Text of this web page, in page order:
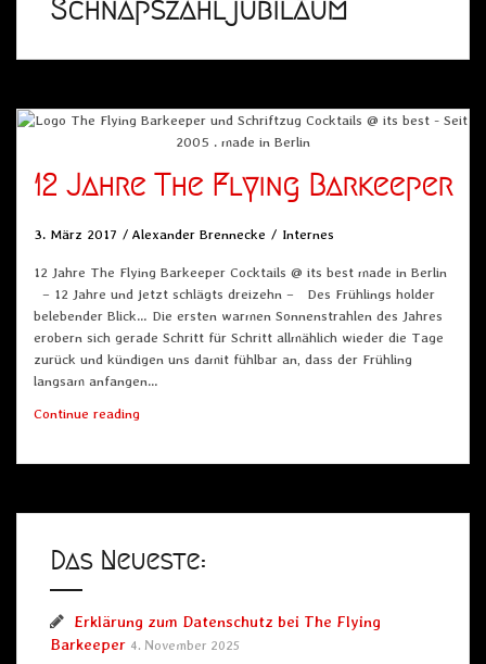
Schnapszahljubiläum
12 Jahre The Flying Barkeeper
3. März 2017 Alexander Brennecke Internes
12 Jahre The Flying Barkeeper Cocktails @ its best made in Berlin
– 12 Jahre und jetzt schlägts dreizehn – Des Frühlings holder
belebender Blick… Die ersten warmen Sonnenstrahlen des Jahres
erobern sich gerade Schritt für Schritt allmählich wieder die Tage
zurück und kündigen uns damit fühlbar an, dass der Frühling
langsam anfangen…
Continue reading
Das Neueste:
Erklärung zum Datenschutz bei The Flying
Barkeeper 4. November 2025